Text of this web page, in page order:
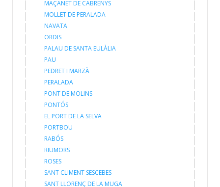
MAÇANET DE CABRENYS
MOLLET DE PERALADA
NAVATA
ORDIS
PALAU DE SANTA EULÀLIA
PAU
PEDRET I MARZÀ
PERALADA
PONT DE MOLINS
PONTÓS
EL PORT DE LA SELVA
PORTBOU
RABÓS
RIUMORS
ROSES
SANT CLIMENT SESCEBES
SANT LLORENÇ DE LA MUGA